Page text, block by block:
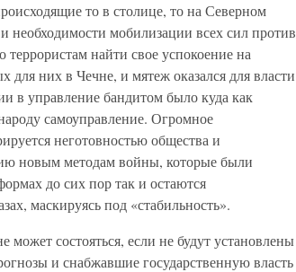
то в столице, то на Северном
необходимости мобилизации всех сил против
найти свое успокоение на
них в Чечне, и мятеж оказался для власти
в управление бандитом было куда как
самоуправление. Огромное
неготовностью общества и
новым методам войны, которые были
до сих пор так и остаются
маскируясь под «стабильность».
может состояться, если не будут установлены
и снабжавшие государственную власть